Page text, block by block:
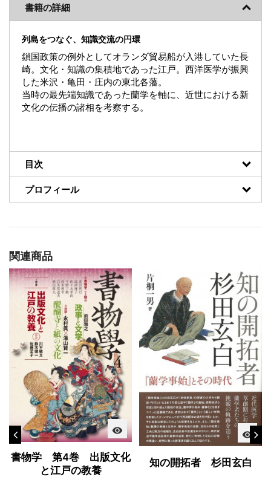
書籍の詳細
列島をつなぐ、知識交流の円環
鎖国政策の例外としてオランダ貿易船が入港していた長
崎。文化・知識の集積地であった江戸。西洋医学が振興
した米沢・亀田・庄内の東北各藩。
当時の最先端知識であった蘭学を軸に、近世における新
文化の伝播の諸相を考察する。
目次
プロフィール
関連商品
visibility
書物学 第4巻 出版文化
と江戸の教養
visibility
知の開拓者 杉田玄白